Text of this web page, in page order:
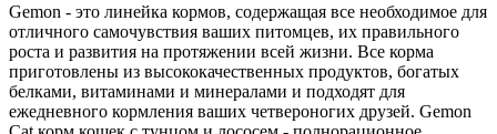
Gemon - это линейка кормов, содержащая все необходимое для
отличного самочувствия ваших питомцев, их правильного
роста и развития на протяжении всей жизни. Все корма
приготовлены из высококачественных продуктов, богатых
белками, витаминами и минералами и подходят для
ежедневного кормления ваших четвероногих друзей. Gemon